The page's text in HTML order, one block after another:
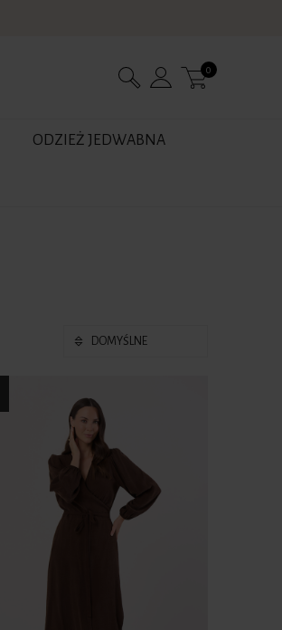
0
ODZIEŻ JEDWABNA